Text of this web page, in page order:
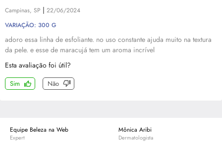
Campinas, SP | 22/06/2024
VARIAÇÃO: 300 G
adoro essa linha de esfoliante. no uso constante ajuda muito na textura
da pele. e esse de maracujá tem um aroma incrível
Esta avaliação foi útil?
Sim Não
Equipe Beleza na Web
Expert
Mônica Aribi
Dermatologista